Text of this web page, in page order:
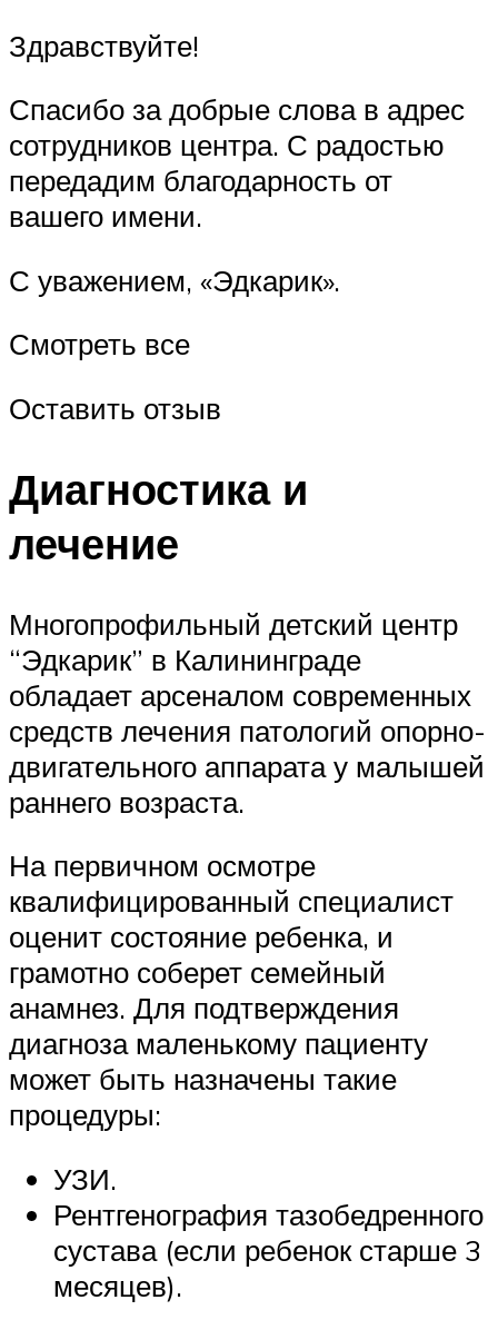
Здравствуйте!
Спасибо за добрые слова в адрес
сотрудников центра. С радостью
передадим благодарность от
вашего имени.
С уважением, «Эдкарик».
Смотреть все
Оставить отзыв
Диагностика и
лечение
Многопрофильный детский центр
“Эдкарик” в Калининграде
обладает арсеналом современных
средств лечения патологий опорно-
двигательного аппарата у малышей
раннего возраста.
На первичном осмотре
квалифицированный специалист
оценит состояние ребенка, и
грамотно соберет семейный
анамнез. Для подтверждения
диагноза маленькому пациенту
может быть назначены такие
процедуры:
УЗИ.
Рентгенография тазобедренного
сустава (если ребенок старше 3
месяцев).